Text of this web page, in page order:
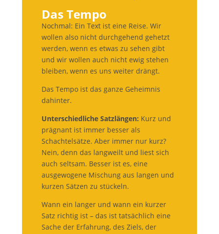
Das Tempo
Nochmal: Ein Text ist eine Reise. Wir
wollen also nicht durchgehend gehetzt
werden, wenn es etwas zu sehen gibt
und wir wollen auch nicht ewig stehen
bleiben, wenn es uns weiter drängt.
Das Tempo ist das ganze Geheimnis
dahinter.
Unterschiedliche Satzlängen: Kurz und
prägnant ist immer besser als
Schachtelsätze. Aber immer nur kurz?
Nein, denn das langweilt und liest sich
auch seltsam. Besser ist es, eine
ausgewogene Mischung aus langen und
kurzen Sätzen zu stückeln.
Wann ein langer und wann ein kurzer
Satz richtig ist – das ist tatsächlich eine
Sache der Erfahrung, des Ziels, der